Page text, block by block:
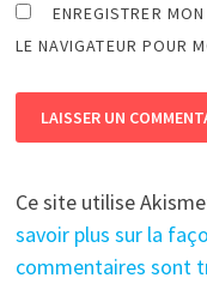
ENREGISTRER
LE NAVIGATEUR POUR
Ce site utilise
savoir plus sur la
commentaires sont